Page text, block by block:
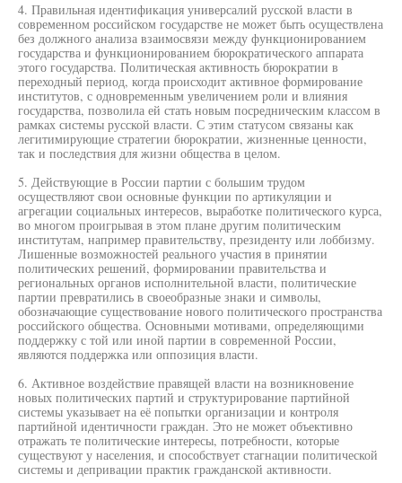
4. Правильная идентификация универсалий русской власти в
современном российском государстве не может быть осуществлена
без должного анализа взаимосвязи между функционированием
государства и функционированием бюрократического аппарата
этого государства. Политическая активность бюрократии в
переходный период, когда происходит активное формирование
институтов, с одновременным увеличением роли и влияния
государства, позволила ей стать новым посредническим классом в
рамках системы русской власти. С этим статусом связаны как
легитимирующие стратегии бюрократии, жизненные ценности,
так и последствия для жизни общества в целом.
5. Действующие в России партии с большим трудом
осуществляют свои основные функции по артикуляции и
агрегации социальных интересов, выработке политического курса,
во многом проигрывая в этом плане другим политическим
институтам, например правительству, президенту или лоббизму.
Лишенные возможностей реального участия в принятии
политических решений, формировании правительства и
региональных органов исполнительной власти, политические
партии превратились в своеобразные знаки и символы,
обозначающие существование нового политического пространства
российского общества. Основными мотивами, определяющими
поддержку с той или иной партии в современной России,
являются поддержка или оппозиция власти.
6. Активное воздействие правящей власти на возникновение
новых политических партий и структурирование партийной
системы указывает на её попытки организации и контроля
партийной идентичности граждан. Это не может объективно
отражать те политические интересы, потребности, которые
существуют у населения, и способствует стагнации политической
системы и депривации практик гражданской активности.